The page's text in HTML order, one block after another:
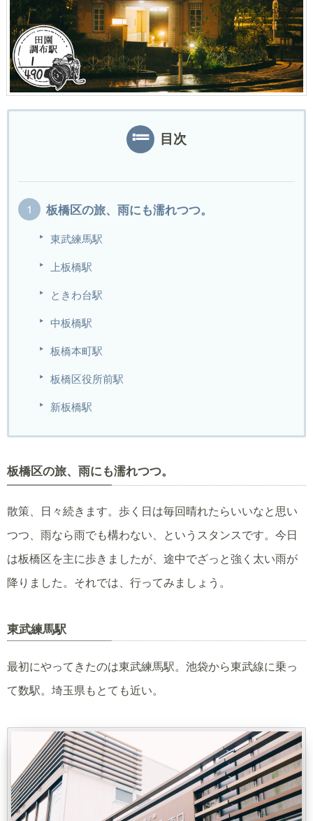
目次
板橋区の旅、雨にも濡れつつ。
東武練馬駅
上板橋駅
ときわ台駅
中板橋駅
板橋本町駅
板橋区役所前駅
新板橋駅
板橋区の旅、雨にも濡れつつ。
散策、日々続きます。歩く日は毎回晴れたらいいなと思い
つつ、雨なら雨でも構わない、というスタンスです。今日
は板橋区を主に歩きましたが、途中でざっと強く太い雨が
降りました。それでは、行ってみましょう。
東武練馬駅
最初にやってきたのは東武練馬駅。池袋から東武線に乗っ
て数駅。埼玉県もとても近い。